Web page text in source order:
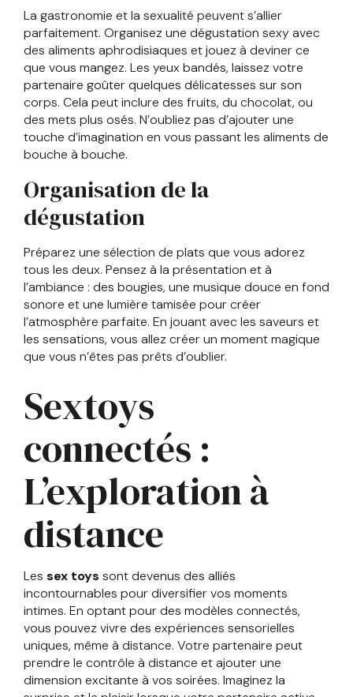
La gastronomie et la sexualité peuvent s’allier
parfaitement. Organisez une dégustation sexy avec
des aliments aphrodisiaques et jouez à deviner ce
que vous mangez. Les yeux bandés, laissez votre
partenaire goûter quelques délicatesses sur son
corps. Cela peut inclure des fruits, du chocolat, ou
des mets plus osés. N’oubliez pas d’ajouter une
touche d’imagination en vous passant les aliments de
bouche à bouche.
Organisation de la
dégustation
Préparez une sélection de plats que vous adorez
tous les deux. Pensez à la présentation et à
l’ambiance : des bougies, une musique douce en fond
sonore et une lumière tamisée pour créer
l’atmosphère parfaite. En jouant avec les saveurs et
les sensations, vous allez créer un moment magique
que vous n’êtes pas prêts d’oublier.
Sextoys
connectés :
L’exploration à
distance
Les sex toys sont devenus des alliés
incontournables pour diversifier vos moments
intimes. En optant pour des modèles connectés,
vous pouvez vivre des expériences sensorielles
uniques, même à distance. Votre partenaire peut
prendre le contrôle à distance et ajouter une
dimension excitante à vos soirées. Imaginez la